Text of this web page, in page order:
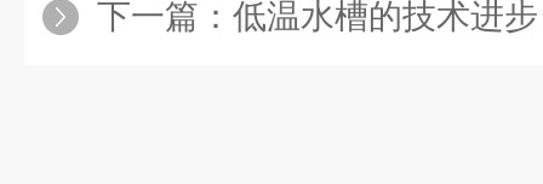
下一篇： 低温水槽的技术进